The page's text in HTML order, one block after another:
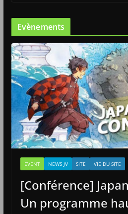
Evènements
EVENT NEWS JV SITE VIE DU SITE
[Conférence]
Un programme